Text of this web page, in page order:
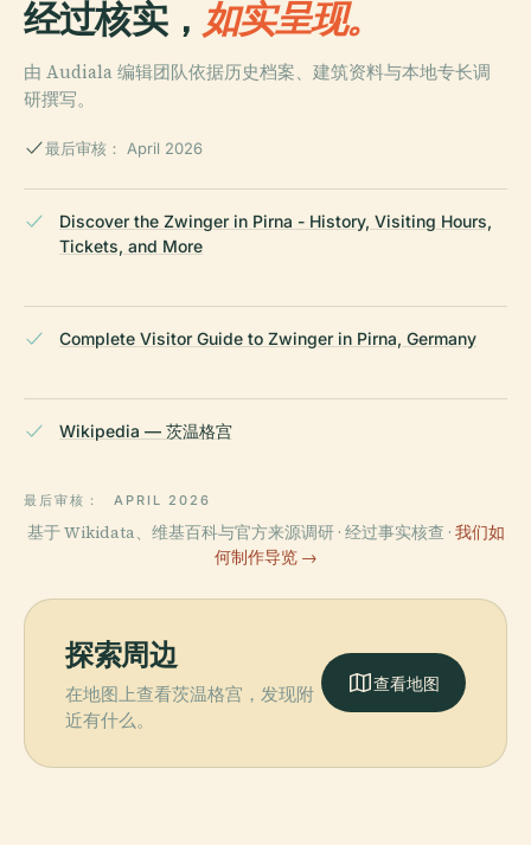
经过核实， 如实呈现。
由 Audiala 编辑团队依据历史档案、建筑资料与本地专长调
研撰写。
最后审核： April 2026
Discover the Zwinger in Pirna - History, Visiting Hours,
Tickets, and More
Complete Visitor Guide to Zwinger in Pirna, Germany
Wikipedia — 茨温格宫
最后审核： APRIL 2026
基于 Wikidata、维基百科与官方来源调研 · 经过事实核查 · 我们如
何制作导览 →
探索周边
在地图上查看茨温格宫，发现附
近有什么。
查看地图